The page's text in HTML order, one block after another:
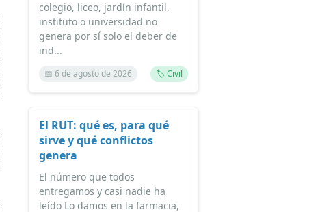
colegio, liceo, jardín infantil,
instituto o universidad no
genera por sí solo el deber de
ind...
📅 6 de agosto de 2026 🏷️ Civil
El RUT: qué es, para qué
sirve y qué conflictos
genera
El número que todos
entregamos y casi nadie ha
leído Lo damos en la farmacia,